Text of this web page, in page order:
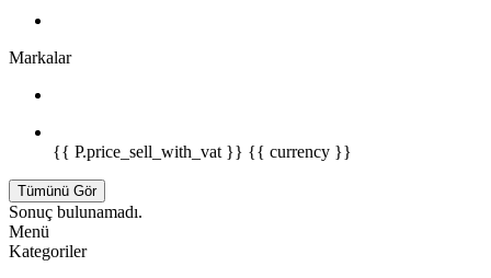
Markalar
{{ P.price_sell_with_vat }} {{ currency }}
Tümünü Gör
Sonuç bulunamadı.
Menü
Kategoriler